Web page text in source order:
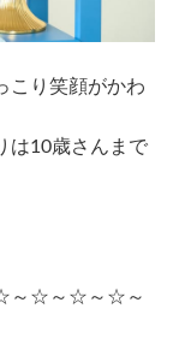
こり笑顔がかわ
は10歳さんまで
☆～☆～☆～